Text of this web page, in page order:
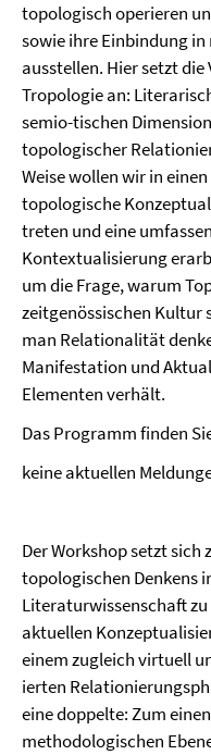
topologisch operieren
sowie ihre Einbindung
ausstellen. Hier setzt
Tropologie an:
semio-tischen
topologischer
Weise wollen wir in
topologische
treten und eine
Kontextualisierung
um die Frage, warum
zeitgenössischen Kultur
man Relationalität
Manifestation und
Elementen verhält.
Das Programm finden
keine aktuellen
Der Workshop setzt sich
topologischen Denkens
Literaturwissenschaft
aktuellen
einem zugleich virtuell
ierten
eine doppelte: Zum
methodologischen